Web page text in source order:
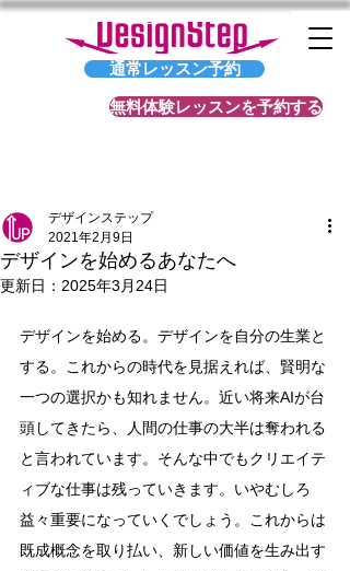
通常レッスン予約
無料体験レッスンを予約する
デザインを始めるあなたへ
デザインステップ
2021年2月9日
更新日： 2025年3月24日
デザインを始める。デザインを自分の生業と
する。これからの時代を見据えれば、賢明な
一つの選択かも知れません。近い将来AIが台
頭してきたら、人間の仕事の大半は奪われる
と言われています。そんな中でもクリエイテ
ィブな仕事は残っていきます。いやむしろ
益々重要になっていくでしょう。これからは
既成概念を取り払い、新しい価値を生み出す